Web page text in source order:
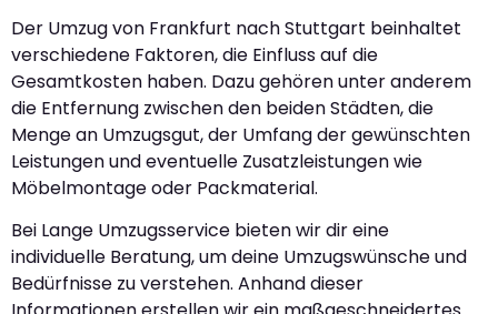
Der Umzug von Frankfurt nach Stuttgart beinhaltet
verschiedene Faktoren, die Einfluss auf die
Gesamtkosten haben. Dazu gehören unter anderem
die Entfernung zwischen den beiden Städten, die
Menge an Umzugsgut, der Umfang der gewünschten
Leistungen und eventuelle Zusatzleistungen wie
Möbelmontage oder Packmaterial.
Bei Lange Umzugsservice bieten wir dir eine
individuelle Beratung, um deine Umzugswünsche und
Bedürfnisse zu verstehen. Anhand dieser